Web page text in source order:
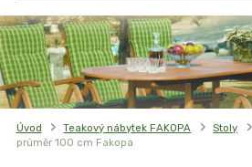
Úvod Teakový nábytek FAKOPA Stoly
průměr 100 cm Fakopa